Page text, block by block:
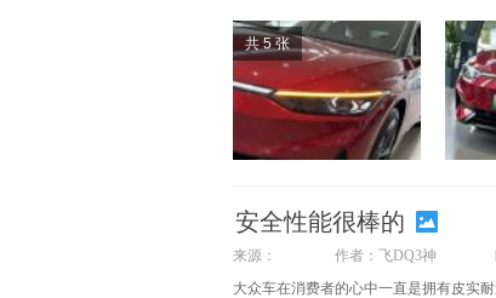
共 5 张
安全性能很棒的
来源： 作者：飞DQ3神
大众车在消费者的心中一直是拥有皮实